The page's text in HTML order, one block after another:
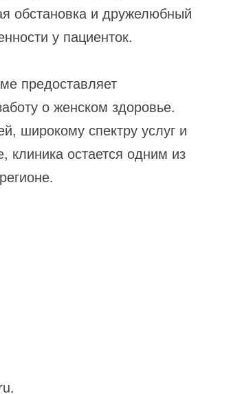
обстановка и дружелюбный
у пациенток.
предоставляет
о женском здоровье.
широкому спектру услуг и
клиника остается одним из